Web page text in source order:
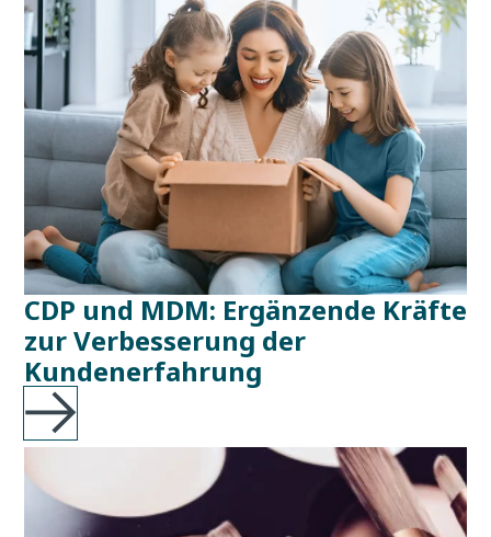
CDP und MDM: Ergänzende Kräfte
zur Verbesserung der
Kundenerfahrung